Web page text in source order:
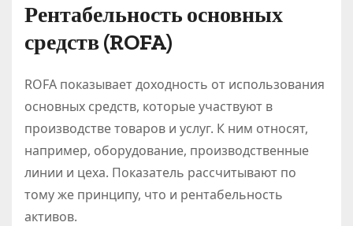
Рентабельность основных
средств (ROFA)
ROFA показывает доходность от использования
основных средств, которые участвуют в
производстве товаров и услуг. К ним относят,
например, оборудование, производственные
линии и цеха. Показатель рассчитывают по
тому же принципу, что и рентабельность
активов.